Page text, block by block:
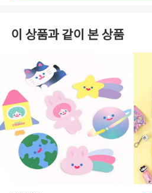
이 상품과 같이 본 상품